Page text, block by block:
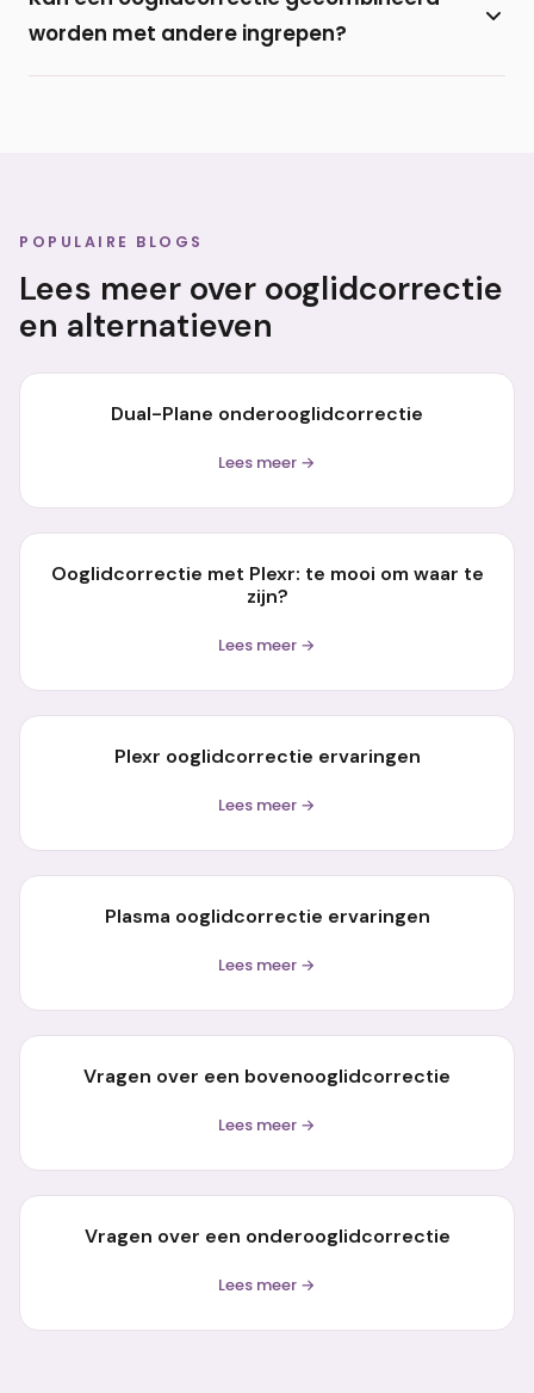
littekens trekken meestal fraai bij en zijn nauwelijks
zichtbaar.
worden met andere ingrepen?
POPULAIRE BLOGS
Lees meer over ooglidcorrectie
en alternatieven
Dual-Plane onderooglidcorrectie
Lees meer →
Ooglidcorrectie met Plexr: te mooi om waar te
zijn?
Lees meer →
Plexr ooglidcorrectie ervaringen
Lees meer →
Plasma ooglidcorrectie ervaringen
Lees meer →
Vragen over een bovenooglidcorrectie
Lees meer →
Vragen over een onderooglidcorrectie
Lees meer →